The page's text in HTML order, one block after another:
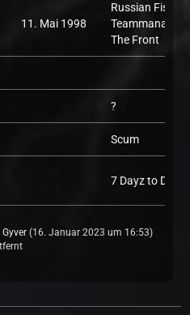
11. Mai 1998
Russian
Teammanager,
The Front
?
Scum
7 Dayz to Die,
Gyver (16. Januar 2023 um 16:53)